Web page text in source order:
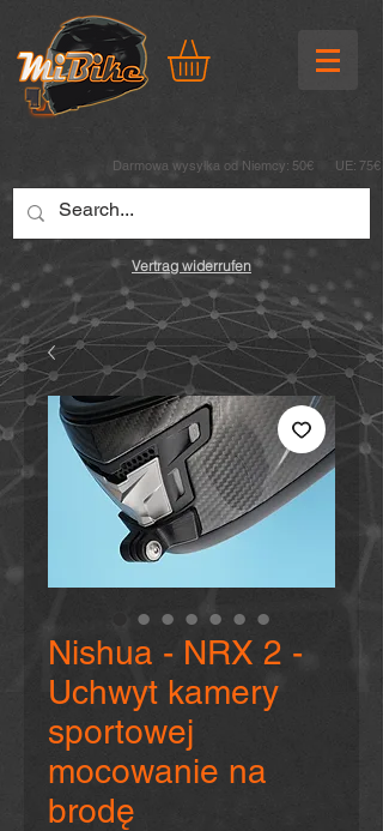
Darmowa wysyłka od Niemcy: 50€ UE: 75€
Vertrag widerrufen
Nishua - NRX 2 -
Uchwyt kamery
sportowej
mocowanie na
brodę